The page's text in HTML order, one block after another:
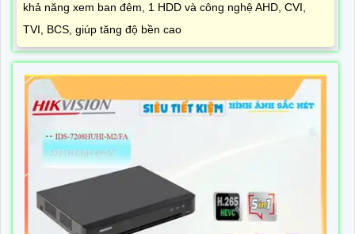
khả năng xem ban đêm, 1 HDD và công nghệ AHD, CVI,
TVI, BCS, giúp tăng độ bền cao